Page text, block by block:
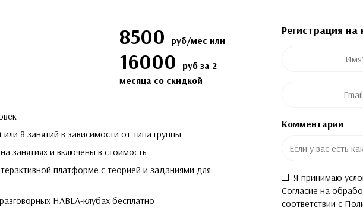
8500 руб/мес или
16000
руб за 2
месяца со скидкой
8 занятий в зависимости от типа группы
занятиях и включены в стоимость
платформе c теорией и заданиями для
HABLA-клубах бесплатно
Регистрация на
Комментарии
Согласие*
Я принимаю
Согласие на
соответствии с